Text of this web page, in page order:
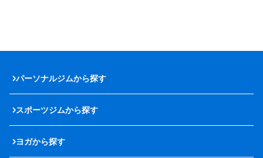
パーソナルジムから探す
スポーツジムから探す
ヨガから探す